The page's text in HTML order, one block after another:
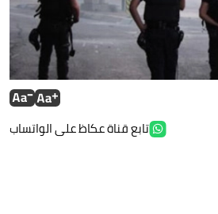
تابع قناة عكاظ على الواتساب